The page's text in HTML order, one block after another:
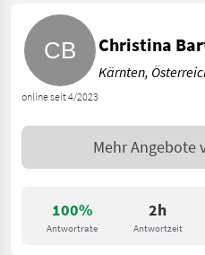
100%
Antwortrate
2h
Antwortzeit
online seit 4/2023
Christina
Kärnten,
Mehr Angebote